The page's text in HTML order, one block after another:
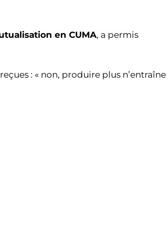
en CUMA, a permis
: « non, produire plus n’entraîne